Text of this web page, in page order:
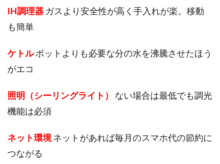
IH調理器 ガスより安全性が高く手入れが楽。移動
も簡単
ケトルポットよりも必要な分の水を沸騰させたほう
がエコ
照明（シーリングライト）
ない場合は最低でも調光
機能は必須
ネット環境ネットがあれば毎月のスマホ代の節約に
つながる